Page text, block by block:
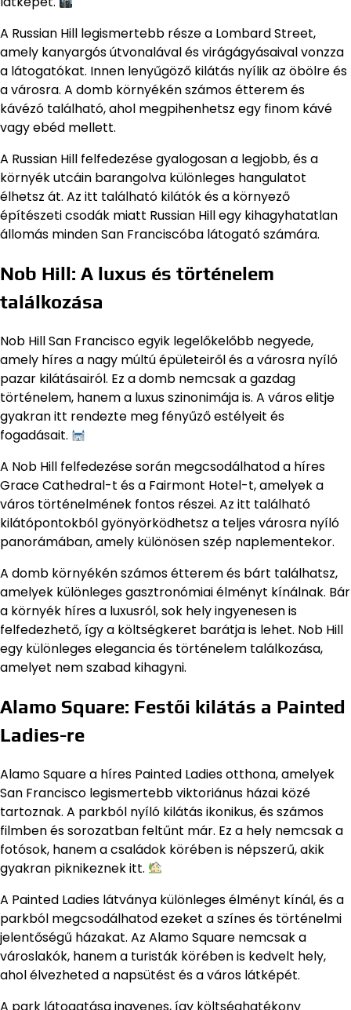
A Russian Hill legismertebb része a Lombard Street,
amely kanyargós útvonalával és virágágyásaival vonzza
a látogatókat. Innen lenyűgöző kilátás nyílik az öbölre és
a városra. A domb környékén számos étterem és
kávézó található, ahol megpihenhetsz egy finom kávé
vagy ebéd mellett.
A Russian Hill felfedezése gyalogosan a legjobb, és a
környék utcáin barangolva különleges hangulatot
élhetsz át. Az itt található kilátók és a környező
építészeti csodák miatt Russian Hill egy kihagyhatatlan
állomás minden San Franciscóba látogató számára.
Nob Hill: A luxus és történelem
találkozása
Nob Hill San Francisco egyik legelőkelőbb negyede,
amely híres a nagy múltú épületeiről és a városra nyíló
pazar kilátásairól. Ez a domb nemcsak a gazdag
történelem, hanem a luxus szinonimája is. A város elitje
gyakran itt rendezte meg fényűző estélyeit és
fogadásait.
A Nob Hill felfedezése során megcsodálhatod a híres
Grace Cathedral-t és a Fairmont Hotel-t, amelyek a
város történelmének fontos részei. Az itt található
kilátópontokból gyönyörködhetsz a teljes városra nyíló
panorámában, amely különösen szép naplementekor.
A domb környékén számos étterem és bárt találhatsz,
amelyek különleges gasztronómiai élményt kínálnak. Bár
a környék híres a luxusról, sok hely ingyenesen is
felfedezhető, így a költségkeret barátja is lehet. Nob Hill
egy különleges elegancia és történelem találkozása,
amelyet nem szabad kihagyni.
Alamo Square: Festői kilátás a Painted
Ladies-re
Alamo Square a híres Painted Ladies otthona, amelyek
San Francisco legismertebb viktoriánus házai közé
tartoznak. A parkból nyíló kilátás ikonikus, és számos
filmben és sorozatban feltűnt már. Ez a hely nemcsak a
fotósok, hanem a családok körében is népszerű, akik
gyakran piknikeznek itt.
A Painted Ladies látványa különleges élményt kínál, és a
parkból megcsodálhatod ezeket a színes és történelmi
jelentőségű házakat. Az Alamo Square nemcsak a
városlakók, hanem a turisták körében is kedvelt hely,
ahol élvezheted a napsütést és a város látképét.
A park látogatása ingyenes, így költséghatékony